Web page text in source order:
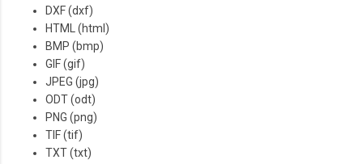
DXF (dxf)
HTML (html)
BMP (bmp)
GIF (gif)
JPEG (jpg)
ODT (odt)
PNG (png)
TIF (tif)
TXT (txt)